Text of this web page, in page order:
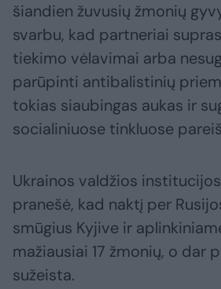
šiandien žuvusių žmonių
svarbu, kad partneriai
tiekimo vėlavimai arba
parūpinti antibalistinių
tokias siaubingas aukas ir
socialiniuose tinkluose
Ukrainos valdžios
pranešė, kad naktį per
smūgius Kyjive ir
mažiausiai 17 žmonių, o dar
sužeista.